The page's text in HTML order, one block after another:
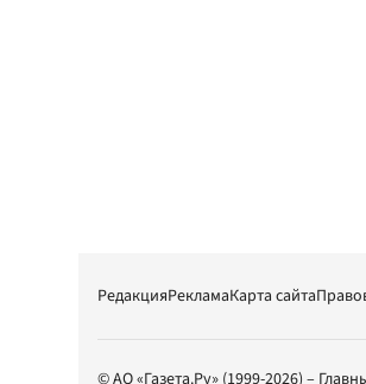
РедакцияРекламаКарта сайта
© АО «Газета.Ру» (1999-2026) –